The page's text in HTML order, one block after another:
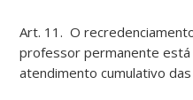
Art. 11. O
professor permanente está
atendimento cumulativo